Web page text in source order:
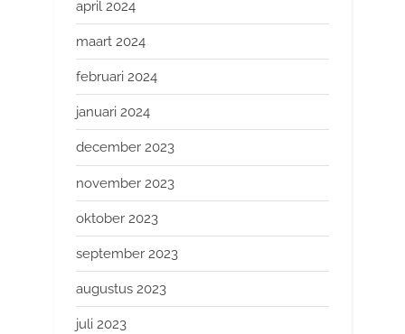
april 2024
maart 2024
februari 2024
januari 2024
december 2023
november 2023
oktober 2023
september 2023
augustus 2023
juli 2023